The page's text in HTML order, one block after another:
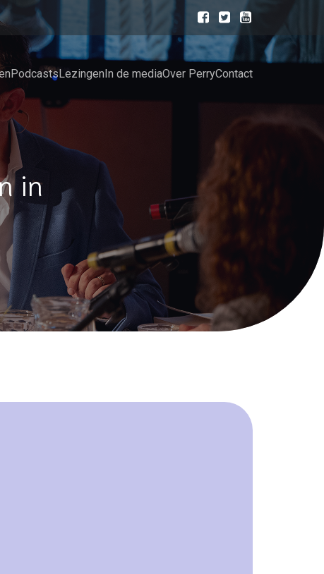
PodcastsLezingenIn de mediaOver PerryContact
in